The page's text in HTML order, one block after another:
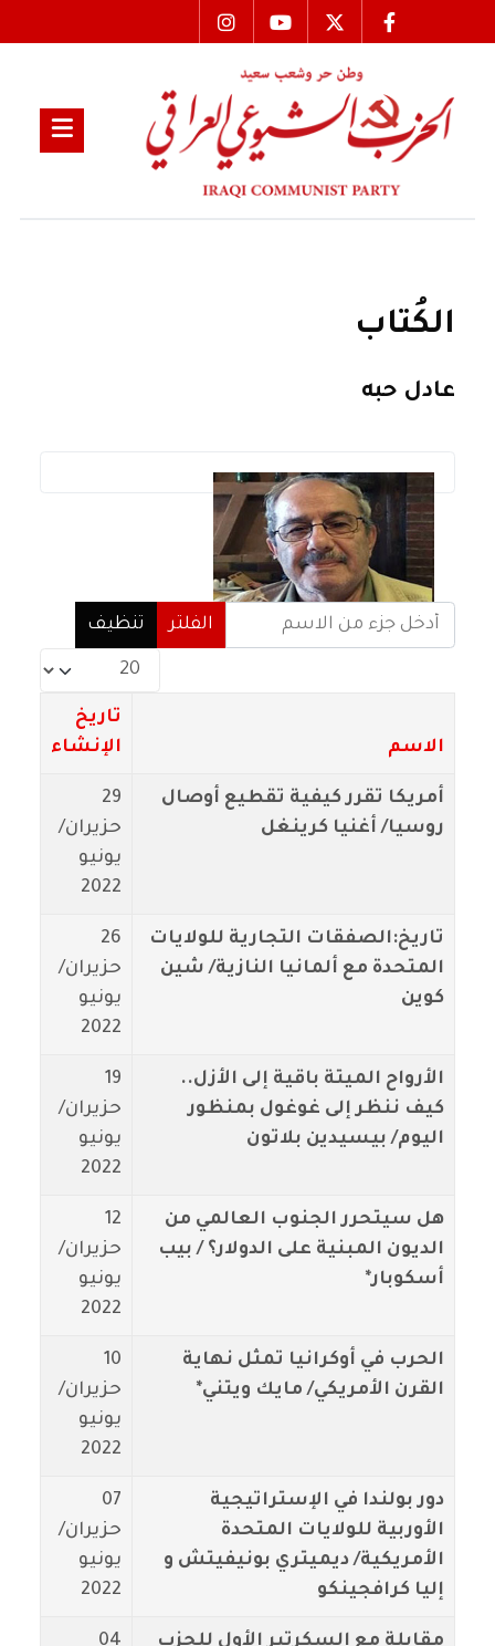
الكُتاب
عادل حبه
أدخل جزء من الاسم
الفلتر
تنظيف
عدد الإظهارات:
الاسم
تاريخ
الإنشاء
أمريكا تقرر كيفية تقطيع أوصال
روسيا/ أغنيا كرينغل
29
حزيران/
يونيو
2022
تاريخ:الصفقات التجارية للولايات
المتحدة مع ألمانيا النازية/ شين
كوين
26
حزيران/
يونيو
2022
الأرواح الميتة باقية إلى الأزل..
كيف ننظر إلى غوغول بمنظور
اليوم/ بيسيدين بلاتون
19
حزيران/
يونيو
2022
هل سيتحرر الجنوب العالمي من
الديون المبنية على الدولار؟ / بيب
أسكوبار*
12
حزيران/
يونيو
2022
الحرب في أوكرانيا تمثل نهاية
القرن الأمريكي/ مايك ويتني*
10
حزيران/
يونيو
2022
دور بولندا في الإستراتيجية
الأوربية للولايات المتحدة
الأمريكية/ ديميتري بونيفيتش و
إليا كرافجينكو
07
حزيران/
يونيو
2022
مقابلة مع السكرتير الأول للحزب
04